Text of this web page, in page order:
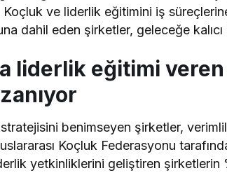
Koçluk ve liderlik eğitimini iş
dahil eden şirketler, geleceğe kalıcı
liderlik eğitimi
benimseyen şirketler,
Koçluk Federasyonu
yetkinliklerini geliştiren şirketlerin